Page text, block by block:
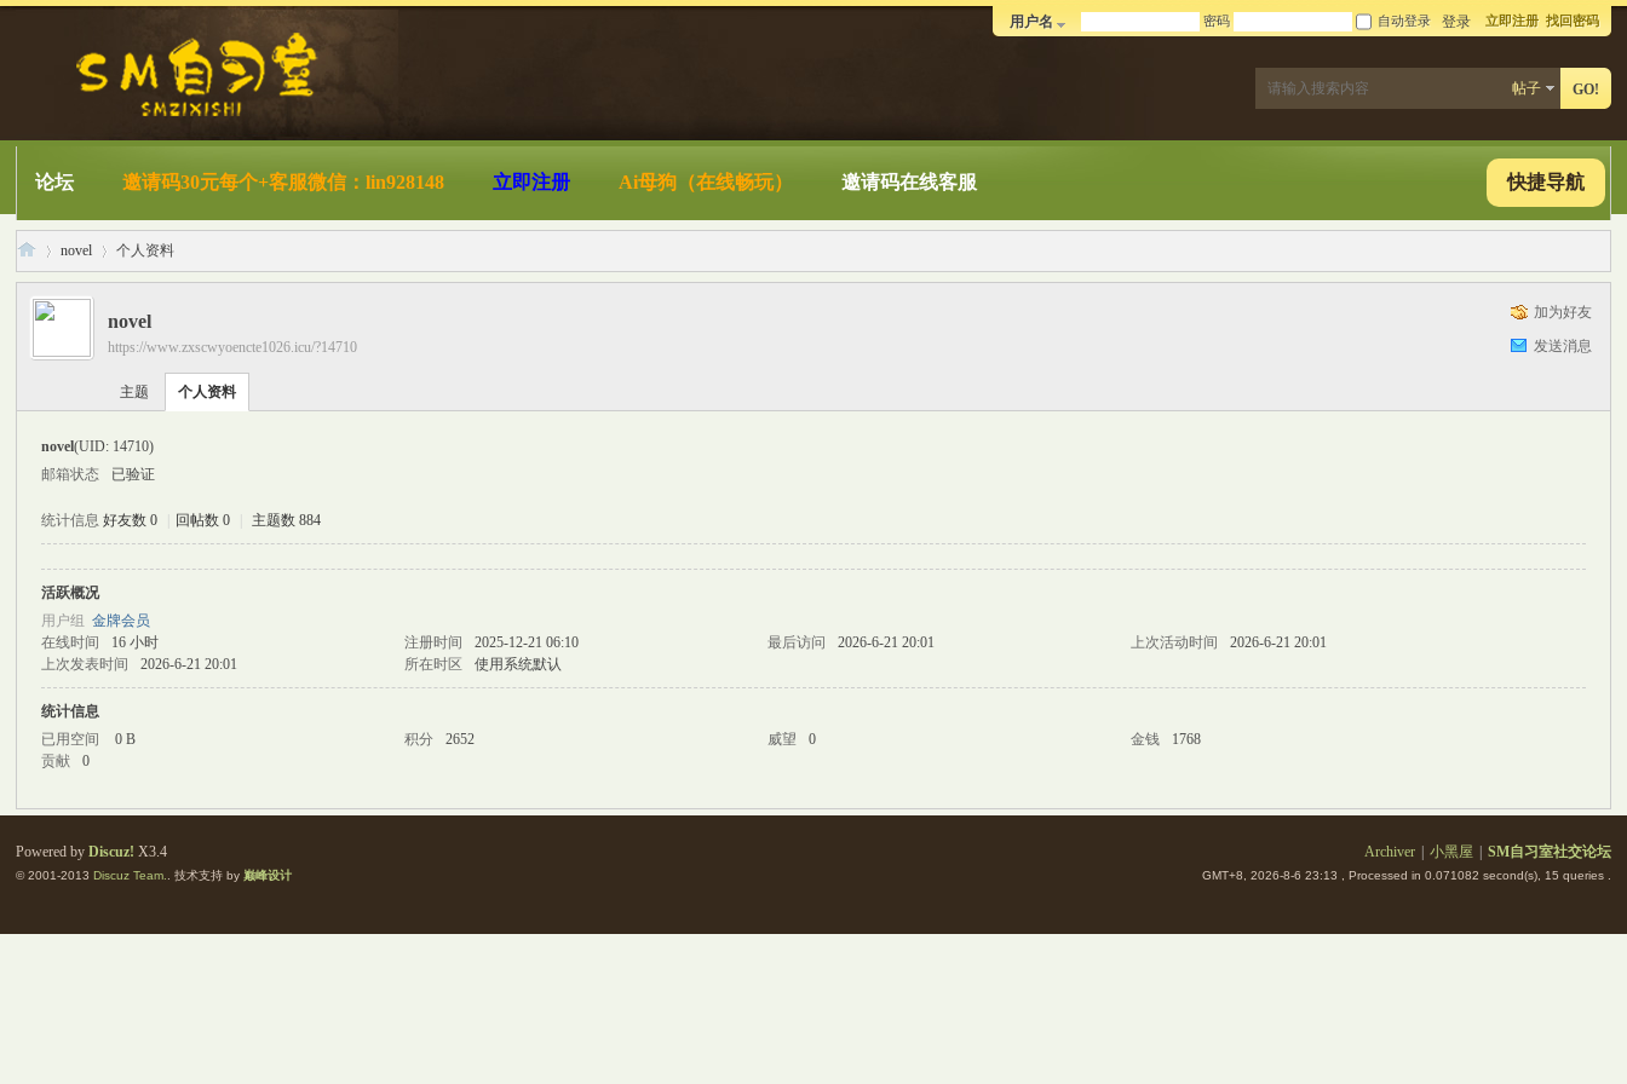
用户名 密码 自动登录 登录 立即注册 找回密码
帖子 GO!
快捷导航
论坛 邀请码30元每个+客服微信：lin928148 立即注册 Ai母狗（在线畅玩） 邀请码在线客服
›
novel 个人资料
加为好友
发送消息
novel
https://www.zxscwyoencte1026.icu/?14710
主题 个人资料
novel(UID: 14710)
邮箱状态
已验证
统计信息 好友数 0 回帖数 0 主题数 884
活跃概况
用户组金牌会员
在线时间
16 小时 注册时间 2025-12-21 06:10 最后访问 2026-6-21 20:01 上次活动时间
2026-6-21 20:01
上次发表时间
2026-6-21 20:01 所在时区 使用系统默认
统计信息
已用空间
0 B 积分 2652 威望 0 金钱
1768
贡献
0
Archiver 小黑屋 SM自习室社交论坛
GMT+8, 2026-8-6 23:13 , Processed in 0.071082 second(s), 15 queries .
Powered byDiscuz! X3.4
© 2001-2013Discuz Team. . 技术支持 by巅峰设计